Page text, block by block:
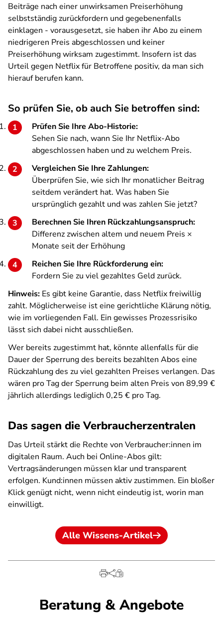
Beiträge nach einer unwirksamen Preiserhöhung
selbstständig zurückfordern und gegebenenfalls
einklagen - vorausgesetzt, sie haben ihr Abo zu einem
niedrigeren Preis abgeschlossen und keiner
Preiserhöhung wirksam zugestimmt. Insofern ist das
Urteil gegen Netflix für Betroffene positiv, da man sich
hierauf berufen kann.
So prüfen Sie, ob auch Sie betroffen sind:
Prüfen Sie Ihre Abo-Historie:
Sehen Sie nach, wann Sie Ihr Netflix-Abo
abgeschlossen haben und zu welchem Preis.
Vergleichen Sie Ihre Zahlungen:
Überprüfen Sie, wie sich Ihr monatlicher Beitrag
seitdem verändert hat. Was haben Sie
ursprünglich gezahlt und was zahlen Sie jetzt?
Berechnen Sie Ihren Rückzahlungsanspruch:
Differenz zwischen altem und neuem Preis ×
Monate seit der Erhöhung
Reichen Sie Ihre Rückforderung ein:
Fordern Sie zu viel gezahltes Geld zurück.
Hinweis: Es gibt keine Garantie, dass Netflix freiwillig
zahlt. Möglicherweise ist eine gerichtliche Klärung nötig,
wie im vorliegenden Fall. Ein gewisses Prozessrisiko
lässt sich dabei nicht ausschließen.
Wer bereits zugestimmt hat, könnte allenfalls für die
Dauer der Sperrung des bereits bezahlten Abos eine
Rückzahlung des zu viel gezahlten Preises verlangen. Das
wären pro Tag der Sperrung beim alten Preis von 89,99 €
jährlich allerdings lediglich 0,25 € pro Tag.
Das sagen die Verbraucherzentralen
Das Urteil stärkt die Rechte von Verbraucher:innen im
digitalen Raum. Auch bei Online-Abos gilt:
Vertragsänderungen müssen klar und transparent
erfolgen. Kund:innen müssen aktiv zustimmen. Ein bloßer
Klick genügt nicht, wenn nicht eindeutig ist, worin man
einwilligt.
Alle Wissens-Artikel
Beratung & Angebote